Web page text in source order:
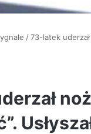
/73-latek